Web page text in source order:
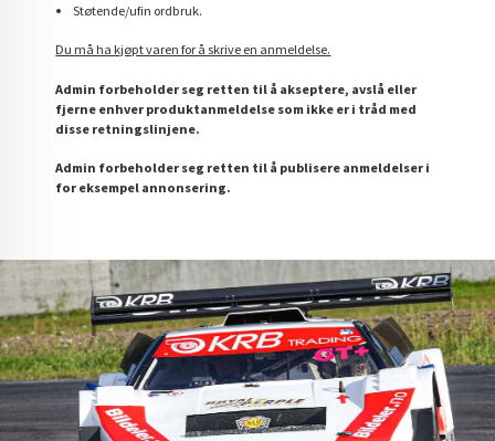
Støtende/ufin ordbruk.
Du må ha kjøpt varen for å skrive en anmeldelse.
Admin forbeholder seg retten til å akseptere, avslå eller
fjerne enhver produktanmeldelse som ikke er i tråd med
disse retningslinjene.
Admin forbeholder seg retten til å publisere anmeldelser i
for eksempel annonsering.